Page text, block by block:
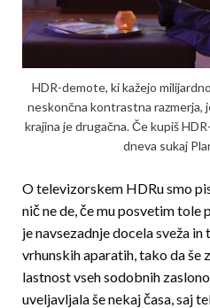
HDR-demote, ki kažejo
neskončna kontrastna razmerja,
krajina je drugačna. Če kupiš
dneva sukaj
O televizorskem HDRu smo
nič ne de, če mu posvetim
je navsezadnje docela sveža
vrhunskih aparatih, tako da še
lastnost vseh sodobnih
uveljavljala še nekaj časa, saj